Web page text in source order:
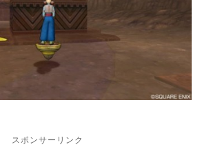
スポンサーリンク